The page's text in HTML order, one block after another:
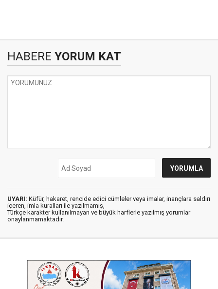
HABERE YORUM KAT
UYARI: Küfür, hakaret, rencide edici cümleler veya imalar, inançlara saldırı
içeren, imla kuralları ile yazılmamış,
Türkçe karakter kullanılmayan ve büyük harflerle yazılmış yorumlar
onaylanmamaktadır.